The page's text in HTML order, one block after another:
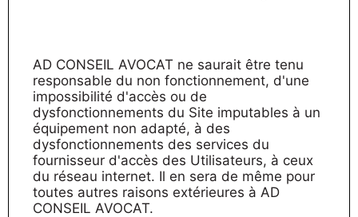
AD CONSEIL AVOCAT ne saurait être tenu
responsable du non fonctionnement, d'une
impossibilité d'accès ou de
dysfonctionnements du Site imputables à un
équipement non adapté, à des
dysfonctionnements des services du
fournisseur d'accès des Utilisateurs, à ceux
du réseau internet. Il en sera de même pour
toutes autres raisons extérieures à AD
CONSEIL AVOCAT.